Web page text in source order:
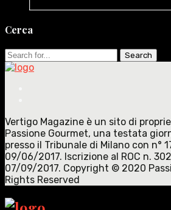
Cerca
Search
for:
Vertigo Magazine è un sito di
Passione Gourmet, una testata
presso il Tribunale di Milano con n°
09/06/2017. Iscrizione al ROC n.
07/09/2017. Copyright © 2020
Rights Reserved